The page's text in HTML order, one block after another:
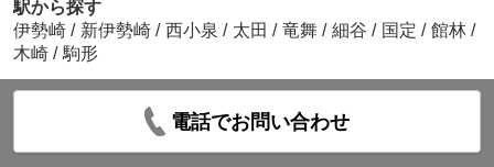
駅から探す
伊勢崎 / 新伊勢崎 / 西小泉 / 太田 / 竜舞 / 細谷 / 国定 / 館林 /
木崎 / 駒形
電話でお問い合わせ